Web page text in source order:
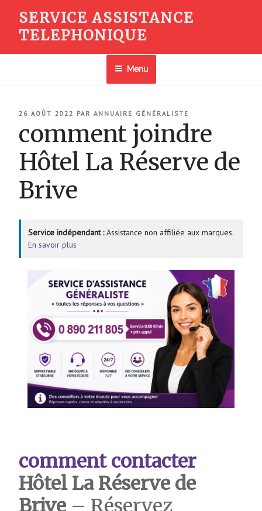
contenu
SERVICE ASSISTANCE
TELEPHONIQUE
Menu
PUBLIÉ
26 AOÛT 2022 PAR ANNUAIRE GÉNÉRALISTE
comment joindre
Hôtel La Réserve de
Brive
Service indépendant :Assistance non affiliée aux marques.
En savoir plus
comment contacter
Hôtel La Réserve de
Brive – Réservez